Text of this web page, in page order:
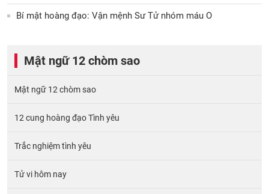
Bí mật hoàng đạo: Vận mệnh Sư Tử nhóm máu O
Mật ngữ 12 chòm sao
Mật ngữ 12 chòm sao
12 cung hoàng đạo Tình yêu
Trắc nghiệm tình yêu
Tử vi hôm nay